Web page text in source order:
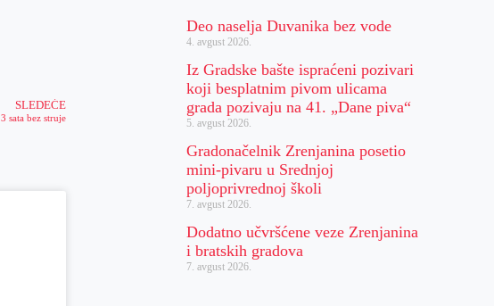
SLEDEĆE
3 sata bez struje
Deo naselja Duvanika bez vode
4. avgust 2026.
Iz Gradske bašte ispraćeni pozivari
koji besplatnim pivom ulicama
grada pozivaju na 41. „Dane piva“
5. avgust 2026.
Gradonačelnik Zrenjanina posetio
mini-pivaru u Srednjoj
poljoprivrednoj školi
7. avgust 2026.
Dodatno učvršćene veze Zrenjanina
i bratskih gradova
7. avgust 2026.